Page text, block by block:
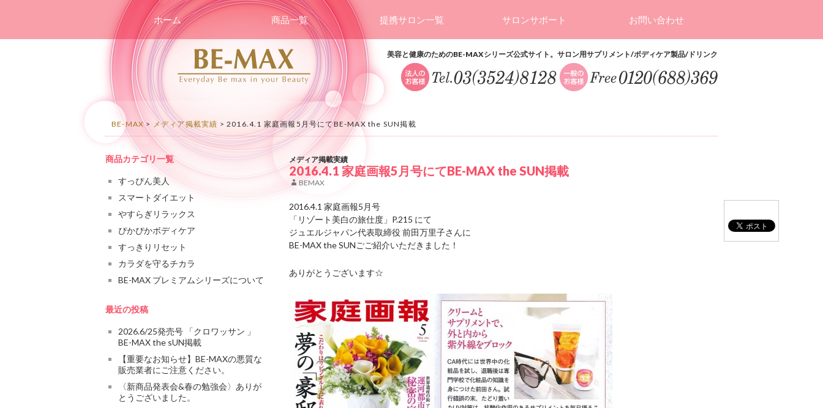
ホーム
商品一覧 提携サロン一覧 サロンサポート お問い合わせ
美容と健康のためのBE-MAXシリーズ公式サイト。サロン用サプリメント/ボディケア製品/ドリンク
BE-MAX> メディア掲載実績 >2016.4.1 家庭画報5月号にてBE-MAX the SUN掲載
メディア掲載実績
2016.4.1 家庭画報5月号にてBE-MAX the SUN掲載
BEMAX
2016.4.1 家庭画報5月号
「リゾート美白の旅仕度」P.215 にて
ジュエルジャパン代表取締役 前田万里子さんに
BE-MAX the SUNごご紹介いただきました！
ありがとうございます☆
商品カテゴリ一覧
すっぴん美人
スマートダイエット
やすらぎリラックス
ぴかぴかボディケア
すっきりリセット
カラダを守るチカラ
BE-MAX プレミアムシリーズについて
最近の投稿
2026.6/25発売号 「クロワッサン 」
BE-MAX the sUN掲載
【重要なお知らせ】BE-MAXの悪質な
販売業者にご注意ください。
〈新商品発表会&春の勉強会〉ありが
とうございました。